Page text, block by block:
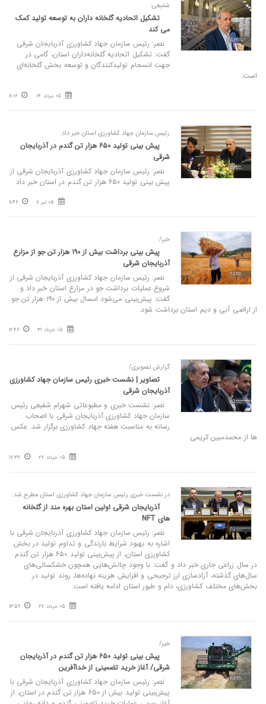
شفیعی:
تشکیل اتحادیه گلخانه‌ داران به توسعه تولید کمک
می‌ کند
نصر: رئیس سازمان جهاد کشاورزی آذربایجان‌ شرقی
گفت: تشکیل اتحادیه گلخانه‌داران استان، گامی در
جهت انسجام تولیدکنندگان و توسعه بخش گلخانه‌ای
است.
05 مرداد 04 11:06
رئیس سازمان جهاد کشاورزی استان خبر داد:
پیش‌ بینی تولید ۶۵۰ هزار تن گندم در آذربایجان
شرقی
نصر: رئیس سازمان جهاد کشاورزی آذربایجان شرقی از
پیش بینی تولید ۶۵۰ هزار تن گندم در استان خبر داد
05 تیر 11 11:46
خبر/
پیش‌ بینی برداشت بیش از ۱۹۰ هزار تن جو از مزارع
آذربایجان شرقی
نصر: رئیس سازمان جهاد کشاورزی آذربایجان شرقی از
شروع عملیات برداشت جو در مزارع استان خبر داد و
گفت: پیش‌بینی می‌شود امسال بیش از ۱۹۰ هزار تن جو
از اراضی آبی و دیم استان برداشت شود.
05 خرداد 31 12:46
گزارش تصویری/
تصاویر | نشست خبری رئیس سازمان جهاد کشاورزی
آذربایجان شرقی
نصر: نشست خبری و مطبوعاتی شهرام شفیعی رئیس
سازمان جهاد کشاورزی آذربایجان شرقی با اصحاب
رسانه به مناسبت هفته جهاد کشاورزی برگزار شد. عکس‌
ها از محمدمبین کریمی
05 خرداد 27 17:37
در نشست خبری رئیس سازمان جهاد کشاورزی استان مطرح شد:
آذربایجان شرقی اولین استان بهره‌ مند از گلخانه‌
های NFT
نصر: رئیس سازمان جهاد کشاورزی آذربایجان شرقی با
اشاره به بهبود شرایط بارندگی و تداوم تولید در بخش
کشاورزی استان، از پیش‌بینی تولید ۶۵۰ هزار تن گندم
در سال زراعی جاری خبر داد و گفت: با وجود چالش‌هایی همچون خشکسالی‌های
سال‌های گذشته، آزادسازی ارز ترجیحی و افزایش هزینه نهاده‌ها، روند تولید در
بخش‌های مختلف کشاورزی، دام و طیور استان ادامه یافته است.
05 خرداد 27 13:59
خبر/
پیش‌ بینی تولید ۶۵۰ هزار تن گندم در آذربایجان
شرقی/ آغاز خرید تضمینی از خداآفرین
نصر: رئیس سازمان جهاد کشاورزی آذربایجان شرقی با
پیش‌بینی تولید بیش از ۶۵۰ هزار تن گندم در استان، از